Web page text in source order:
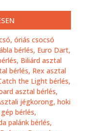
óriás csocsó
bérlés, Euro Dart,
Biliárd asztal
bérlés, Rex asztal
the Light bérlés,
asztal bérlés,
jégkorong, hoki
bérlés,
palánk bérlés,